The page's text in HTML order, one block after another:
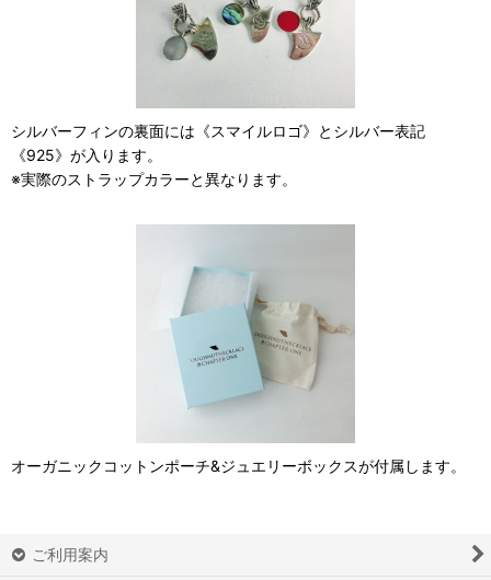
シルバーフィンの裏面には《スマイルロゴ》とシルバー表記
《925》が入ります。
※実際のストラップカラーと異なります。
オーガニックコットンポーチ&ジュエリーボックスが付属します。
ご利用案内